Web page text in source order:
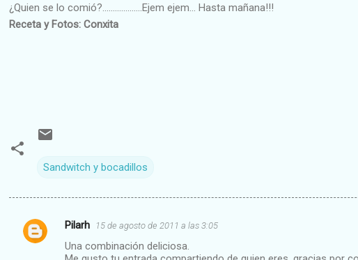
¿Quien se lo comió?...................Ejem ejem... Hasta mañana!!!
Receta y Fotos: Conxita
Sandwitch y bocadillos
C
Pilarh 15 de agosto de 2011 a las 3:05
Una combinación deliciosa.